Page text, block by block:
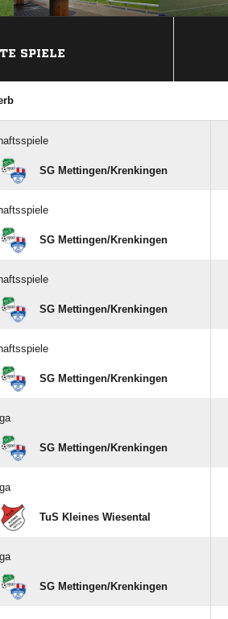
SPIELE
SG Mettingen/​Krenkingen
SG Mettingen/​Krenkingen
SG Mettingen/​Krenkingen
SG Mettingen/​Krenkingen
SG Mettingen/​Krenkingen
TuS Kleines Wiesental
SG Mettingen/​Krenkingen